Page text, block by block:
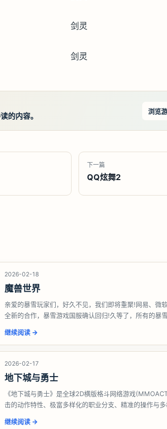
的内容。
浏览
下一篇
QQ炫舞2
2026-02-18
魔兽世界
亲爱的暴雪玩家们，好久不见，我们即将重聚!网易、微
全新的合作，暴雪游戏国服确认回归!久等了，所有的暴
继续阅读 →
2026-02-17
地下城与勇士
《地下城与勇士》是全球2D横版格斗网络游戏
击的动作特性、极富多样化的职业分支、精准的操作与
继续阅读 →